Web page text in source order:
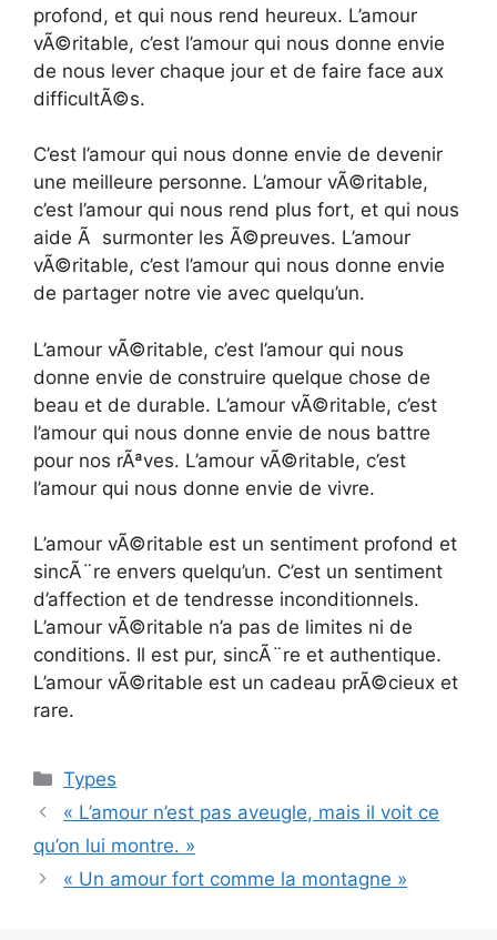
profond, et qui nous rend heureux. L’amour
vÃ©ritable, c’est l’amour qui nous donne envie
de nous lever chaque jour et de faire face aux
difficultÃ©s.
C’est l’amour qui nous donne envie de devenir
une meilleure personne. L’amour vÃ©ritable,
c’est l’amour qui nous rend plus fort, et qui nous
aide Ã surmonter les Ã©preuves. L’amour
vÃ©ritable, c’est l’amour qui nous donne envie
de partager notre vie avec quelqu’un.
L’amour vÃ©ritable, c’est l’amour qui nous
donne envie de construire quelque chose de
beau et de durable. L’amour vÃ©ritable, c’est
l’amour qui nous donne envie de nous battre
pour nos rÃªves. L’amour vÃ©ritable, c’est
l’amour qui nous donne envie de vivre.
L’amour vÃ©ritable est un sentiment profond et
sincÃ¨re envers quelqu’un. C’est un sentiment
d’affection et de tendresse inconditionnels.
L’amour vÃ©ritable n’a pas de limites ni de
conditions. Il est pur, sincÃ¨re et authentique.
L’amour vÃ©ritable est un cadeau prÃ©cieux et
rare.
Catégories
Types
« L’amour n’est pas aveugle, mais il voit ce
qu’on lui montre. »
« Un amour fort comme la montagne »